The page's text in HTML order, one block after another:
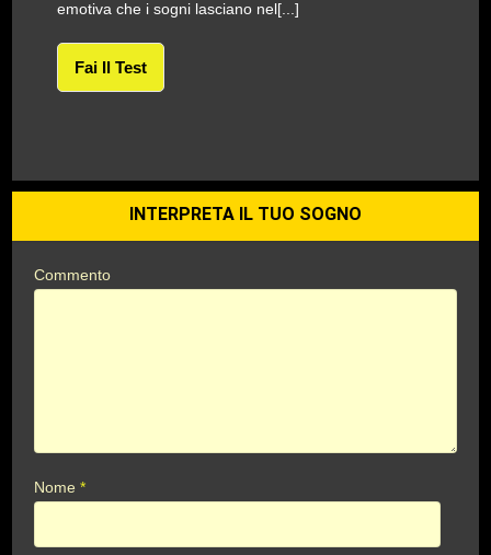
emotiva che i sogni lasciano nel[...]
Fai Il Test
INTERPRETA IL TUO SOGNO
Commento
Nome*